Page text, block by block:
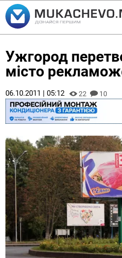
Ужгород
місто
06.10.2011 | 05:12 22 10